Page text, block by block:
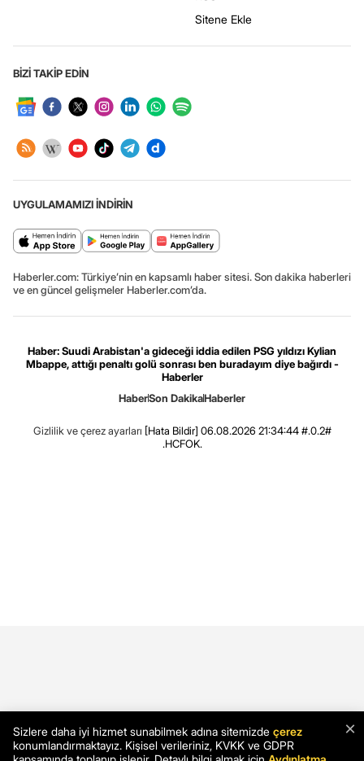
Sitene Ekle
BİZİ TAKİP EDİN
UYGULAMAMIZI İNDİRİN
Haberler.com: Türkiye’nin en kapsamlı haber sitesi. Son dakika haberleri
ve en güncel gelişmeler Haberler.com’da.
Haber: Suudi Arabistan'a gideceği iddia edilen PSG yıldızı Kylian
Mbappe, attığı penaltı golü sonrası ben buradayım diye bağırdı -
Haberler
HaberSon DakikaHaberler
Gizlilik ve çerez ayarları [Hata Bildir] 06.08.2026 21:34:44 #.0.2#
.HCFOK.
×
Sizlere daha iyi hizmet sunabilmek adına sitemizde çerez
konumlandırmaktayız. Kişisel verileriniz, KVKK ve GDPR